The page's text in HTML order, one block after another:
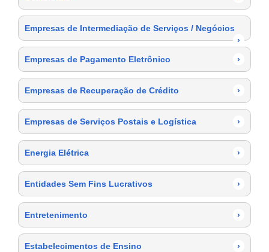
Empresas de Intermediação de Serviços / Negócios
›
Empresas de Pagamento Eletrônico
›
Empresas de Recuperação de Crédito ›
Empresas de Serviços Postais e Logística ›
Energia Elétrica ›
Entidades Sem Fins Lucrativos ›
Entretenimento ›
Estabelecimentos de Ensino ›